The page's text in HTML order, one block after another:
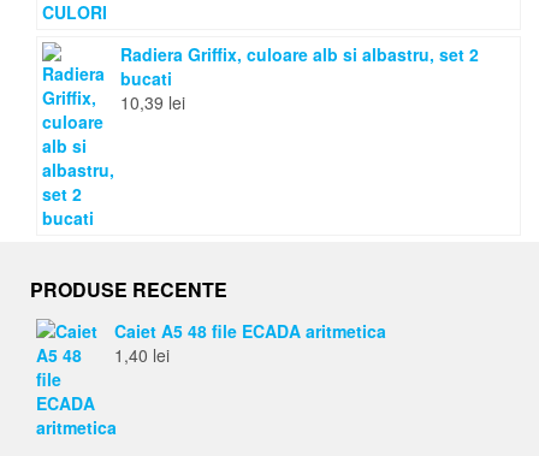
Radiera Griffix, culoare alb si albastru, set 2
bucati
10,39 lei
PRODUSE RECENTE
Caiet A5 48 file ECADA aritmetica
1,40 lei